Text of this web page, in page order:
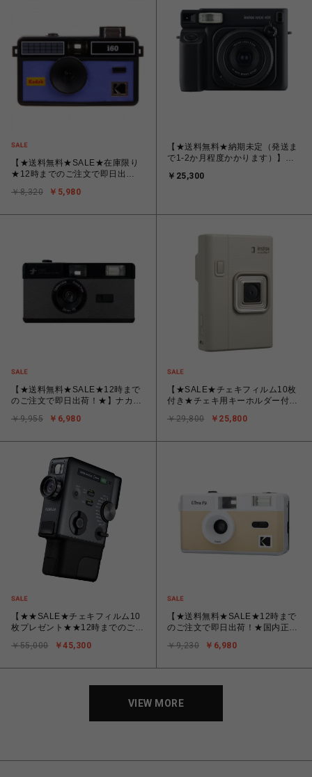
【★送料無料★SALE★在庫限り
★12時までのご注文で即日出
i60 ベリーペリ Kodak i60 FILM
￥5,980
￥8,320
【★送料無料★納期未定（発送ま
で1-2か月程度かかります）】富
400 [インスタントカメラ チェキ
ック JET BLACK
￥25,300
【★送料無料★SALE★12時まで
のご注文で即日出荷！★】ナカバ
フカメラ ダークグレー （36枚
￥6,980
￥9,955
【★SALE★チェキフィルム10枚
付き★チェキ用キーホルダー付き
富士フイルム FUJIFILM ハイブリ
￥25,800
￥29,800
【★★SALE★チェキフィルム10
枚プレゼント★★12時までのご注
ム フジフイルム インスタントカ
￥45,300
￥55,000
【★送料無料★SALE★12時まで
のご注文で即日出荷！★国内正規
ULTRA F9 ライトベージュ
￥6,980
￥9,230
VIEW MORE